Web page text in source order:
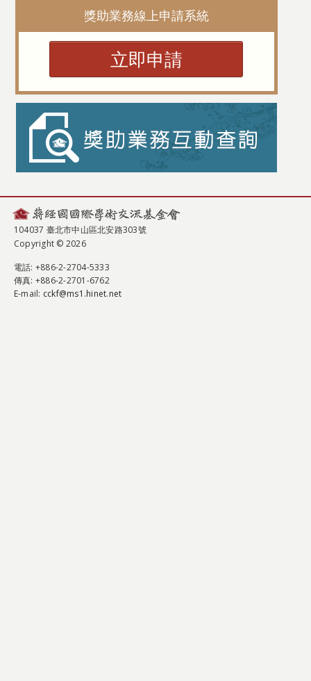
獎助業務線上申請系統
立即申請
104037 臺北市中山區北安路303號
Copyright © 2026
電話: +886-2-2704-5333
傳真: +886-2-2701-6762
E-mail: cckf@ms1.hinet.net